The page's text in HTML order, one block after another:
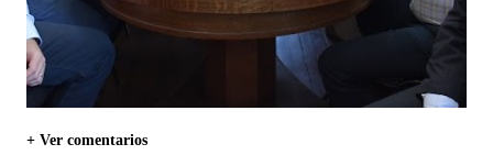
+ Ver comentarios